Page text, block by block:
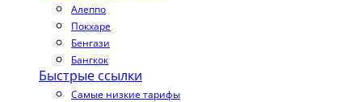
Алеппо
Покхаре
Бенгази
Бангкок
Быстрые ссылки
Самые низкие тарифы